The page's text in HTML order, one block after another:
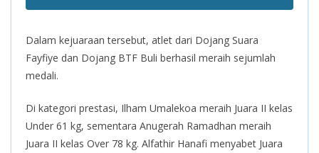
Dalam kejuaraan tersebut, atlet dari Dojang Suara
Fayfiye dan Dojang BTF Buli berhasil meraih sejumlah
medali.
Di kategori prestasi, Ilham Umalekoa meraih Juara II kelas
Under 61 kg, sementara Anugerah Ramadhan meraih
Juara II kelas Over 78 kg. Alfathir Hanafi menyabet Juara